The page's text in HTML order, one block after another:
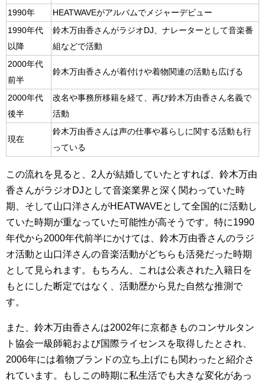
1990年
HEATWAVEがアルバムでメジャーデビュー
1990年代
以降
鈴木万由香さんがラジオDJ、ナレーターとして音楽番
組などで活動
2000年代
前半
鈴木万由香さんが着付けや着物関連の活動も広げる
2000年代
後半
改名や事務所移籍を経て、再び鈴木万由香さん名義で
活動
現在
鈴木万由香さんは声の仕事や暮らしに関する活動も行
っている
この流れを見ると、2人が結婚していたとすれば、鈴木万由
香さんがラジオDJとして音楽業界と深く関わっていた時
期、そして山口洋さんがHEATWAVEとして全国的に活動し
ていた時期が重なっていた可能性が高そうです。特に1990
年代から2000年代前半にかけては、鈴木万由香さんのラジ
オ活動と山口洋さんの音楽活動がどちらも活発だった時期
として見られます。もちろん、これは公表された入籍日を
もとにした断定ではなく、活動歴から見た自然な推測で
す。
また、鈴木万由香さんは2002年に京都きものコンサルタン
ト協会一級師範および国際ライセンスを取得したとされ、
2006年には着物ブランドの立ち上げにも関わったと紹介さ
れています。もしこの時期に私生活でも大きな変化があっ